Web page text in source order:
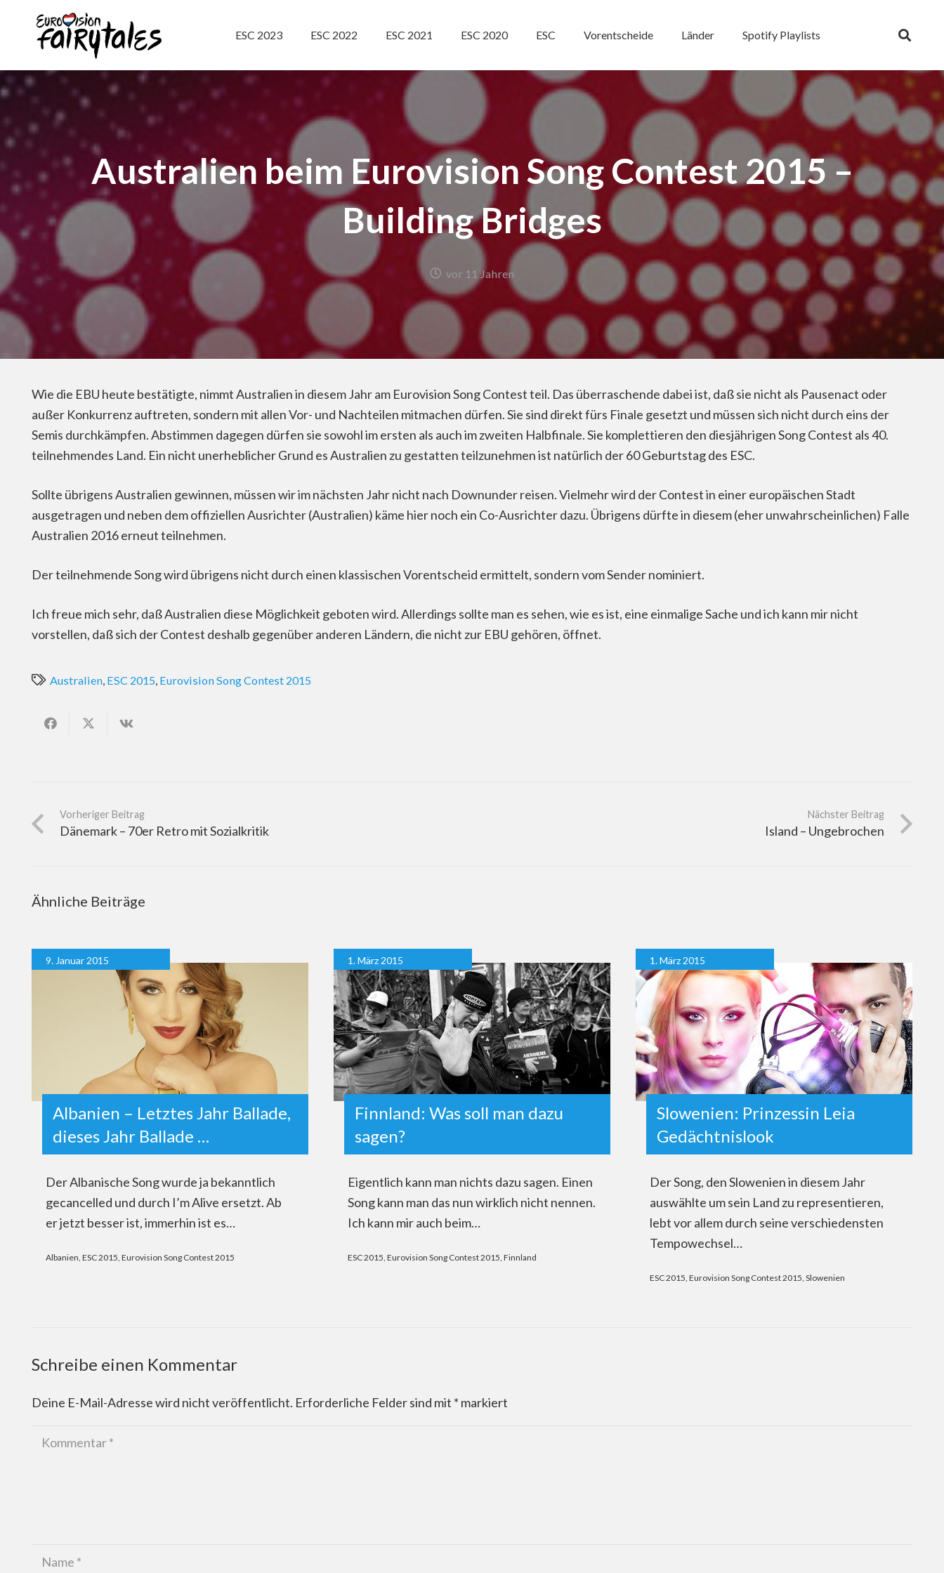
ESC 2023 ESC 2022 ESC 2021 ESC 2020 ESC Vorentscheide Länder Spotify Playlists
Australien beim Eurovision Song Contest 2015 –
Building Bridges
vor 11 Jahren
Wie die EBU heute bestätigte, nimmt Australien in diesem Jahr am Eurovision Song Contest teil. Das überraschende dabei ist, daß sie nicht als Pausenact oder
außer Konkurrenz auftreten, sondern mit allen Vor- und Nachteilen mitmachen dürfen. Sie sind direkt fürs Finale gesetzt und müssen sich nicht durch eins der
Semis durchkämpfen. Abstimmen dagegen dürfen sie sowohl im ersten als auch im zweiten Halbfinale. Sie komplettieren den diesjährigen Song Contest als 40.
teilnehmendes Land. Ein nicht unerheblicher Grund es Australien zu gestatten teilzunehmen ist natürlich der 60 Geburtstag des ESC.
Sollte übrigens Australien gewinnen, müssen wir im nächsten Jahr nicht nach Downunder reisen. Vielmehr wird der Contest in einer europäischen Stadt
ausgetragen und neben dem offiziellen Ausrichter (Australien) käme hier noch ein Co-Ausrichter dazu. Übrigens dürfte in diesem (eher unwahrscheinlichen) Falle
Australien 2016 erneut teilnehmen.
Der teilnehmende Song wird übrigens nicht durch einen klassischen Vorentscheid ermittelt, sondern vom Sender nominiert.
Ich freue mich sehr, daß Australien diese Möglichkeit geboten wird. Allerdings sollte man es sehen, wie es ist, eine einmalige Sache und ich kann mir nicht
vorstellen, daß sich der Contest deshalb gegenüber anderen Ländern, die nicht zur EBU gehören, öffnet.
Australien, ESC 2015, Eurovision Song Contest 2015
Vorheriger Beitrag
Dänemark – 70er Retro mit Sozialkritik
Nächster Beitrag
Island – Ungebrochen
Ähnliche Beiträge
9. Januar 2015
Albanien – Letztes Jahr Ballade,
dieses Jahr Ballade …
Der Albanische Song wurde ja bekanntlich
gecancelled und durch I’m Alive ersetzt. Ab
er jetzt besser ist, immerhin ist es…
Albanien ESC 2015 Eurovision Song Contest 2015
1. März 2015
Finnland: Was soll man dazu
sagen?
Eigentlich kann man nichts dazu sagen. Einen
Song kann man das nun wirklich nicht nennen.
Ich kann mir auch beim…
ESC 2015 Eurovision Song Contest 2015 Finnland
1. März 2015
Slowenien: Prinzessin Leia
Gedächtnislook
Der Song, den Slowenien in diesem Jahr
auswählte um sein Land zu representieren,
lebt vor allem durch seine verschiedensten
Tempowechsel…
ESC 2015 Eurovision Song Contest 2015 Slowenien
Schreibe einen Kommentar
Deine E-Mail-Adresse wird nicht veröffentlicht. Erforderliche Felder sind mit * markiert